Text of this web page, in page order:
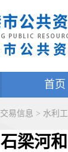
首页
交易信息 > 水利
石梁河